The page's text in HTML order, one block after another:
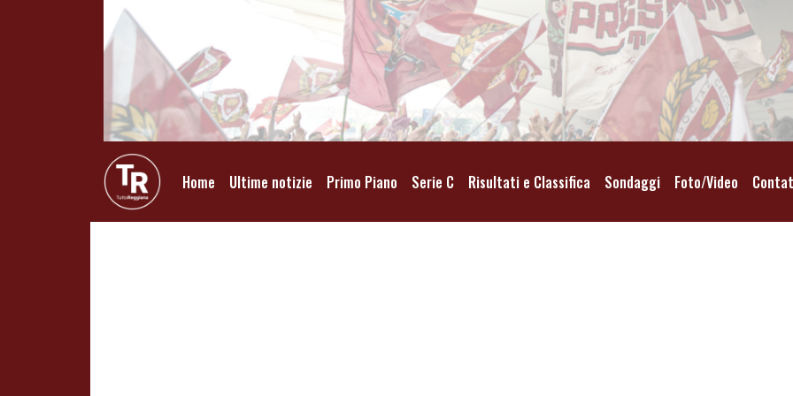
Home Ultime notizie Primo Piano Serie C Risultati e Classifica Sondaggi Foto/Video